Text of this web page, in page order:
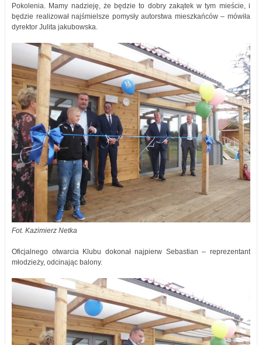
Pokolenia. Mamy nadzieję, że będzie to dobry zakątek w tym mieście, i
będzie realizował najśmielsze pomysły autorstwa mieszkańców – mówiła
dyrektor Julita jakubowska.
Fot. Kazimierz Netka
Oficjalnego otwarcia Klubu dokonał najpierw Sebastian – reprezentant
młodzieży, odcinając balony.